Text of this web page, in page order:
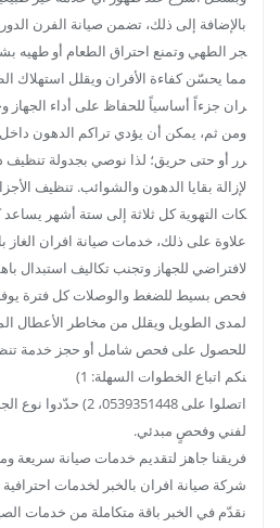
بالإضافة إلى ذلك، تضمن صيانة الفرن
جر الطهي وتمنع احتراق الطعام أو طهيه
مما يحسّن كفاءة الأفران ويقلل استهلاك
ران جزءاً أساسياً للحفاظ على أداء الجهاز
ومن ثم، يمكن أن يؤدي تراكم الدهون
رر أو حتى حريق؛ لذا نوصي بجدولة تنظيف
لإزالة بقايا الدهون والشوائب. تنظيف
كات التهوية كل ثلاثة إلى ستة أشهر يساعد
علاوة على ذلك، خدمات صيانة افران الغاز
لافتراضي للجهاز وتجنب تكاليف استبدال
فحص بسيط للضغط والوصلات كل فترة
لمدى الطويل ويقلل من مخاطر الأعطال
للحصول على فحص شامل أو حجز خدمة
نكم اتباع الخطوات السهلة: 1)
لفني وفحصٍ مبدئي.
فريقنا جاهز لتقديم خدمات صيانة سريعة
شركة صيانة افران بالخبر لخدمات احترافية
نقدّم في الخبر باقة متكاملة من خدمات